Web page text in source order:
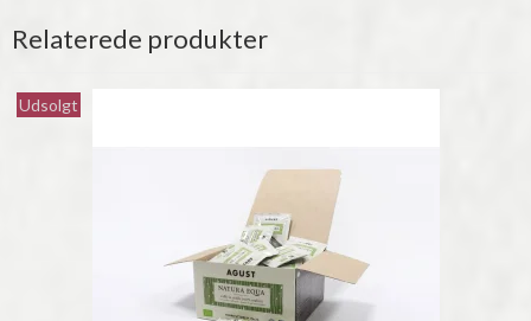
Relaterede produkter
Udsolgt